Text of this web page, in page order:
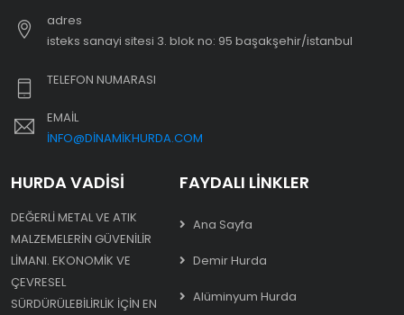
adres
i̇steks sanayi sitesi 3. blok no: 95 başakşehir/i̇stanbul
TELEFON NUMARASI
EMAIL
INFO@DINAMIKHURDA.COM
HURDA VADISI
DEĞERLI METAL VE ATIK
MALZEMELERIN GÜVENILIR
LIMANI. EKONOMIK VE
ÇEVRESEL
SÜRDÜRÜLEBILIRLIK IÇIN EN
FAYDALI LINKLER
Ana Sayfa
Demir Hurda
Alüminyum Hurda